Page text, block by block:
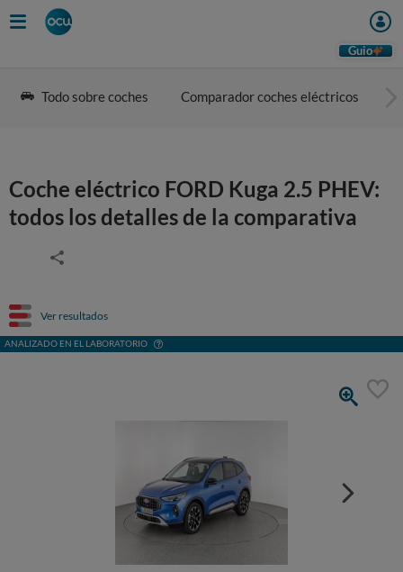
Guio
Todo sobre coches Comparador coches eléctricos
Coche eléctrico FORD Kuga 2.5 PHEV:
todos los detalles de la comparativa
Ver resultados
ANALIZADO EN EL LABORATORIO